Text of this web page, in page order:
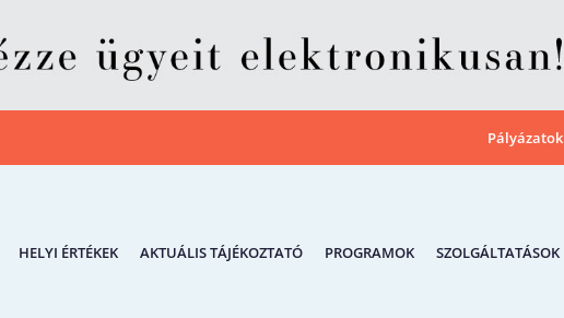
Pályázatok
HELYI ÉRTÉKEK AKTUÁLIS TÁJÉKOZTATÓ PROGRAMOK SZOLGÁLTATÁSOK